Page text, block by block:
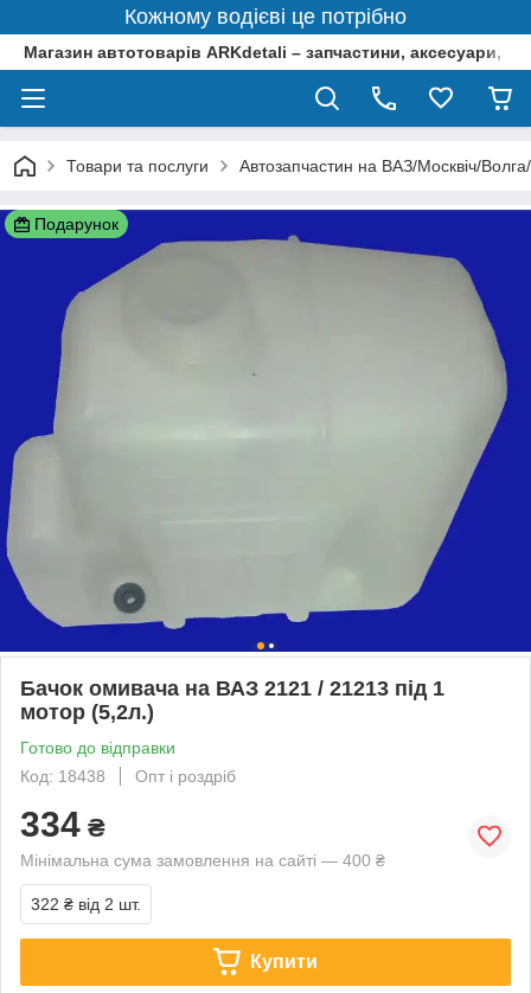
Кожному водієві це потрібно
Магазин автотоварів ARKdetali – запчастини, аксесуари,
Товари та послуги Автозапчастин на ВАЗ/Москвіч/
Подарунок
Бачок омивача на ВАЗ 2121 / 21213 під 1
мотор (5,2л.)
Готово до відправки
Код: 18438
Опт і роздріб
334 ₴
Мінімальна сума замовлення на сайті — 400 ₴
322 ₴ від 2 шт.
Купити